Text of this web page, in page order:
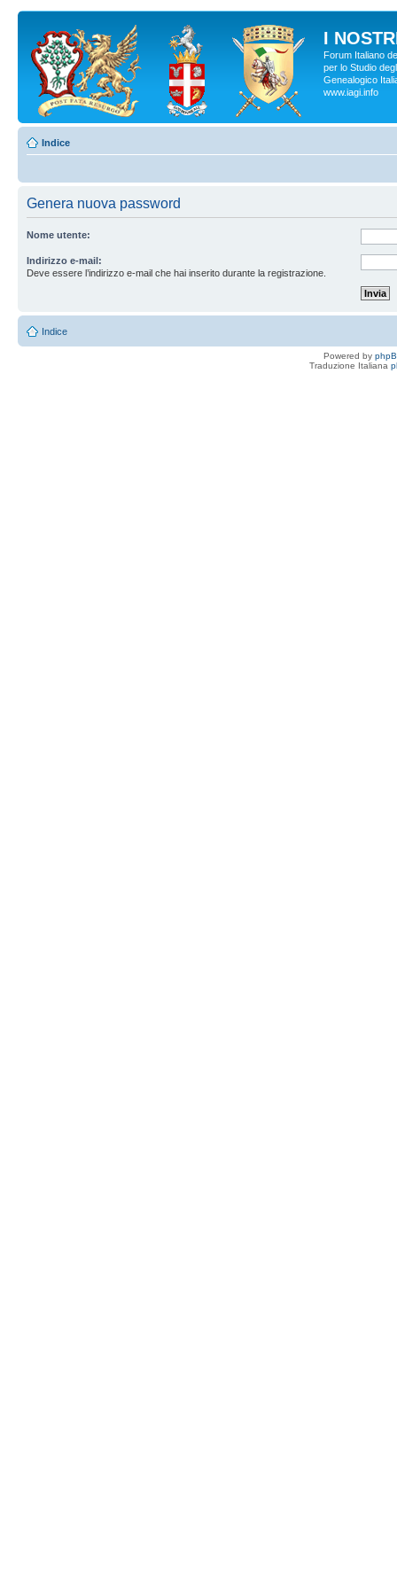
I
Forum Italiano
per lo Studio
Genealogico
www.iagi.info
Indice
Genera nuova password
Nome utente:
Indirizzo e-mail:
Deve essere l’indirizzo e-mail che hai inserito durante la registrazione.
Indice
Powered by
Traduzione Italiana